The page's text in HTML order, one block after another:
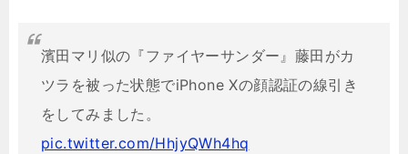
濱田マリ似の『ファイヤーサンダー』藤田がカ
ツラを被った状態でiPhone Xの顔認証の線引き
をしてみました。
pic.twitter.com/HhjyQWh4hq